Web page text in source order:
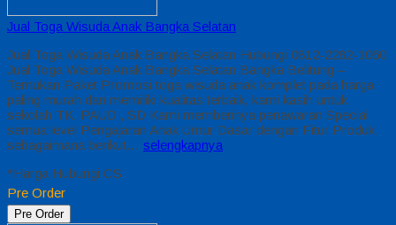
Jual Toga Wisuda Anak Bangka Selatan
Jual Toga Wisuda Anak Bangka Selatan Hubungi 0812-2282-1060
Jual Toga Wisuda Anak Bangka Selatan Bangka Belitung –
Temukan Paket Promosi toga wisuda anak komplet pada harga
paling murah dan memiliki kualitas terbaik, kami kasih untuk
sekolah TK, PAUD , SD Kami memberinya penawaran Special
semua level Pengajaran Anak Umur Dasar dengan Fitur Produk
sebagaimana berikut… selengkapnya
*Harga Hubungi CS
Pre Order
Pre Order